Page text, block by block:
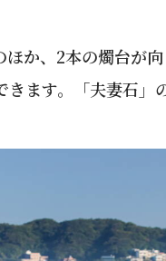
か、2本の燭台が
ます。「夫妻石」